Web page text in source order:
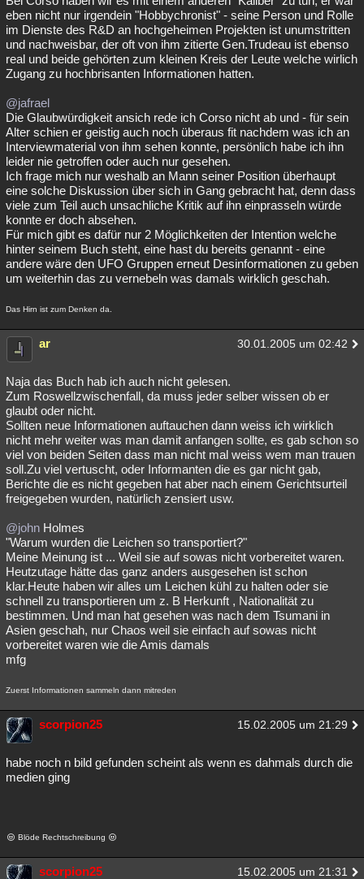
eben nicht nur irgendein "Hobbychronist" - seine Person und Rolle
im Dienste des R&D an hochgeheimen Projekten ist unumstritten
und nachweisbar, der oft von ihm zitierte Gen.Trudeau ist ebenso
real und beide gehörten zum kleinen Kreis der Leute welche wirlich
Zugang zu hochbrisanten Informationen hatten.
@jafrael
Die Glaubwürdigkeit ansich rede ich Corso nicht ab und - für sein
Alter schien er geistig auch noch überaus fit nachdem was ich an
Interviewmaterial von ihm sehen konnte, persönlich habe ich ihn
leider nie getroffen oder auch nur gesehen.
Ich frage mich nur weshalb an Mann seiner Position überhaupt
eine solche Diskussion über sich in Gang gebracht hat, denn dass
viele zum Teil auch unsachliche Kritik auf ihn einprasseln würde
konnte er doch absehen.
Für mich gibt es dafür nur 2 Möglichkeiten der Intention welche
hinter seinem Buch steht, eine hast du bereits genannt - eine
andere wäre den UFO Gruppen erneut Desinformationen zu geben
um weiterhin das zu vernebeln was damals wirklich geschah.
Das Hirn ist zum Denken da.
ar 30.01.2005 um 02:42
Naja das Buch hab ich auch nicht gelesen.
Zum Roswellzwischenfall, da muss jeder selber wissen ob er
glaubt oder nicht.
Sollten neue Informationen auftauchen dann weiss ich wirklich
nicht mehr weiter was man damit anfangen sollte, es gab schon so
viel von beiden Seiten dass man nicht mal weiss wem man trauen
soll.Zu viel vertuscht, oder Informanten die es gar nicht gab,
Berichte die es nicht gegeben hat aber nach einem Gerichtsurteil
freigegeben wurden, natürlich zensiert usw.
@john Holmes
"Warum wurden die Leichen so transportiert?"
Meine Meinung ist ... Weil sie auf sowas nicht vorbereitet waren.
Heutzutage hätte das ganz anders ausgesehen ist schon
klar.Heute haben wir alles um Leichen kühl zu halten oder sie
schnell zu transportieren um z. B Herkunft , Nationalität zu
bestimmen. Und man hat gesehen was nach dem Tsumani in
Asien geschah, nur Chaos weil sie einfach auf sowas nicht
vorbereitet waren wie die Amis damals
mfg
Zuerst Informationen sammeln dann mitreden
scorpion25 15.02.2005 um 21:29
habe noch n bild gefunden scheint als wenn es dahmals durch die
medien ging
Blöde Rechtschreibung
scorpion25 15.02.2005 um 21:31